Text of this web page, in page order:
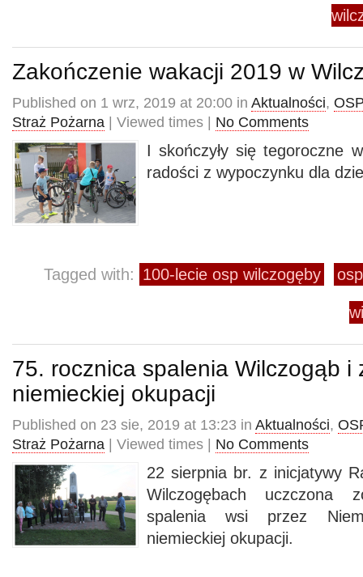
Zakończenie wakacji 2019 w
Published on 1 wrz, 2019 at 20:00 in Aktualności,
Straż Pożarna | Viewed times | No Comments
I skończyły się tegoroczne
radości z wypoczynku dla
Tagged with: 100-lecie osp wilczogęby
75. rocznica spalenia Wilczogąb i
niemieckiej okupacji
Published on 23 sie, 2019 at 13:23 in Aktualności,
Straż Pożarna | Viewed times | No Comments
22 sierpnia br. z inicjatywy
Wilczogębach uczczona
spalenia wsi przez
niemieckiej okupacji.